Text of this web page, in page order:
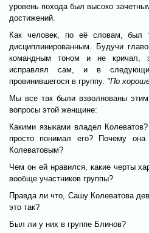
уровень похода был высоко
достижений.
Как человек, по её словам, был
дисциплинированным. Будучи
командным тоном и не кричал,
исправлял сам, и в
провинившегося в группу. "По
Мы все так были взволнованы
вопросы этой женщине:
Какими языками владел
просто понимал его? Почему
Колеватовым?
Чем он ей нравился, какие черты
вообще участников группы?
Правда ли что, Сашу Колеватова
это так?
Был ли у них в группе Блинов?